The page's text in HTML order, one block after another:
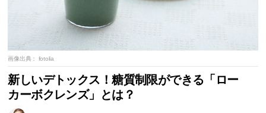
画像出典： fotolia
新しいデトックス！糖質制限ができる「ロー
カーボクレンズ」とは？